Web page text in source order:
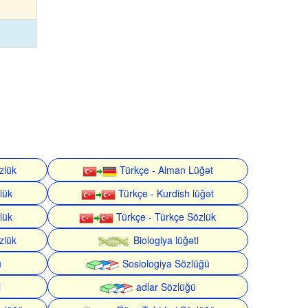
Türkçe - Alman Lüğət
Türkçe - Kurdish lüğət
Türkçe - Türkçe Sözlük
Biologiya lüğəti
Sosiologiya Sözlüğü
adlar Sözlüğü